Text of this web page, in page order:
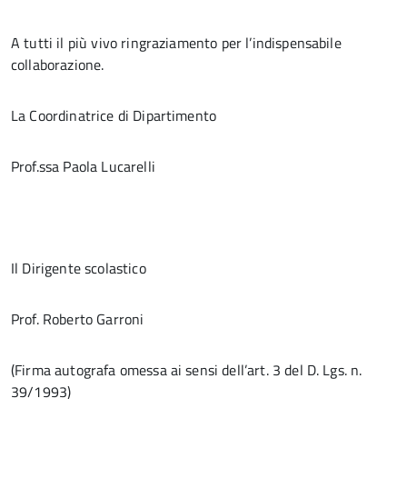
A tutti il più vivo ringraziamento per l’indispensabile
collaborazione.
La Coordinatrice di Dipartimento
Prof.ssa Paola Lucarelli
Il Dirigente scolastico
Prof. Roberto Garroni
(Firma autografa omessa ai sensi dell’art. 3 del D. Lgs. n.
39/1993)